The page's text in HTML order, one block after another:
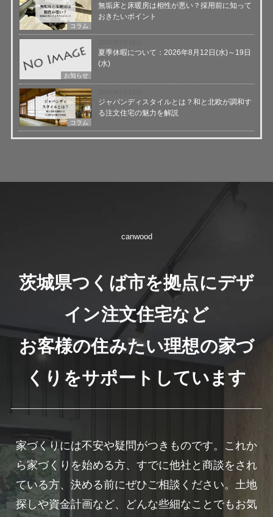
コラム
無垢床と床暖房は相性が悪い？採用前に知って
おきたいポイント
お知らせ
夏季休暇について：2026年8月12日(水)～19日
(水)
コラム
ジャパンディスタイルとは？和と北欧が調和す
る注文住宅の魅力を解説
canwood
茨城県つくば市を拠点にデザ
イン注文住宅など
お客様の住みたい理想の家づ
くりをサポートしています
家づくりには不安や疑問がつきものです。これか
ら家づくりを始める方、すでに他社と商談をされ
ている方、決める前にぜひご相談ください。土地
探しや資金計画など、どんな些細なことでもお気